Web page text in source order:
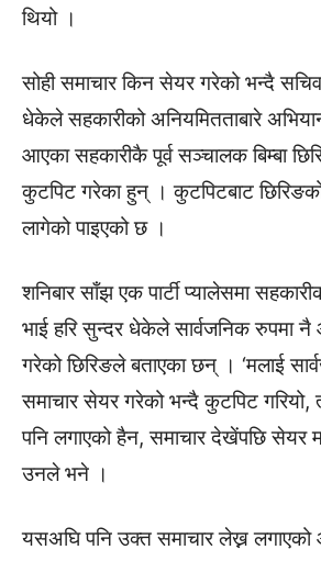
थियो ।
सोही समाचार किन सेयर गरेको भन्दै
धेकेले सहकारीको अनियमितताबारे
आएका सहकारीकै पूर्व सञ्चालक बिम्बा
कुटपिट गरेका हुन् । कुटपिटबाट
लागेको पाइएको छ ।
शनिबार साँझ एक पार्टी प्यालेसमा
भाई हरि सुन्दर धेकेले सार्वजनिक रुपमा नै
गरेको छिरिङले बताएका छन् । ‘मलाई
समाचार सेयर गरेको भन्दै कुटपिट गरियो,
पनि लगाएको हैन, समाचार देखेंपछि सेयर
उनले भने ।
यसअघि पनि उक्त समाचार लेख्न लगाएको